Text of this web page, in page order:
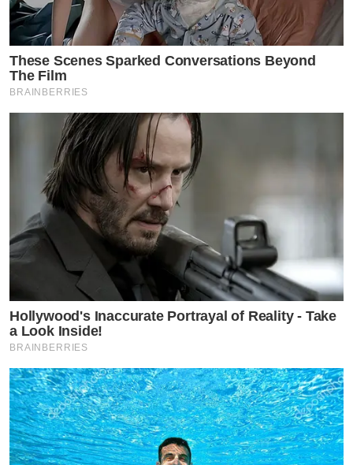
These Scenes Sparked Conversations Beyond
The Film
BRAINBERRIES
Hollywood's Inaccurate Portrayal of Reality - Take
a Look Inside!
BRAINBERRIES